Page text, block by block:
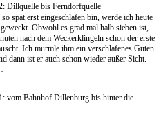
Dillquelle bis Ferndorfquelle
spät erst eingeschlafen bin, werde ich heute
Obwohl es grad mal halb sieben ist,
nach dem Weckerklingeln schon der erste
Ich murmle ihm ein verschlafenes Guten
dann ist er auch schon wieder außer Sicht.
vom Bahnhof Dillenburg bis hinter die